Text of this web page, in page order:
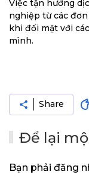
Việc tận hưởng
nghiệp từ các
khi đối mặt với
mình.
Share
Để lại
Bạn phải đăng